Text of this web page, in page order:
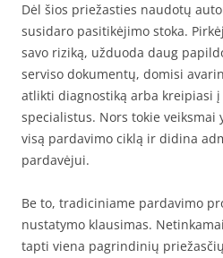
Dėl šios priežasties naudotų
susidaro pasitikėjimo stoka.
savo riziką, užduoda daug
serviso dokumentų, domisi
atlikti diagnostiką arba kreipiasi
specialistus. Nors tokie veiksmai
visą pardavimo ciklą ir didina
pardavėjui.
Be to, tradiciniame pardavimo
nustatymo klausimas.
tapti viena pagrindinių